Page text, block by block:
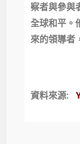
察者與參與
全球和平。
來的領導者
資料來源: